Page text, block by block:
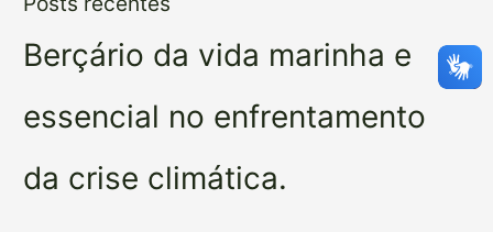
Berçário da vida marinha e
essencial no enfrentamento
da crise climática.